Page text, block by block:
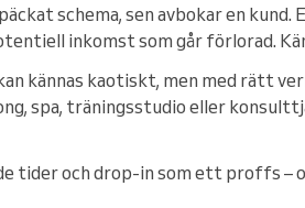
schema, sen avbokar en kund.
inkomst som går förlorad.
kännas kaotiskt, men med rätt
spa, träningsstudio eller
tider och drop-in som ett proffs –